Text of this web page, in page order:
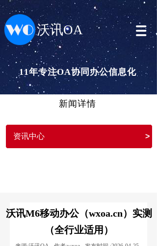
沃讯OA
11年专注OA协同办公信息化
新闻详情
资讯中心 >
沃讯M6移动办公（wxoa.cn）实测
（全行业适用）